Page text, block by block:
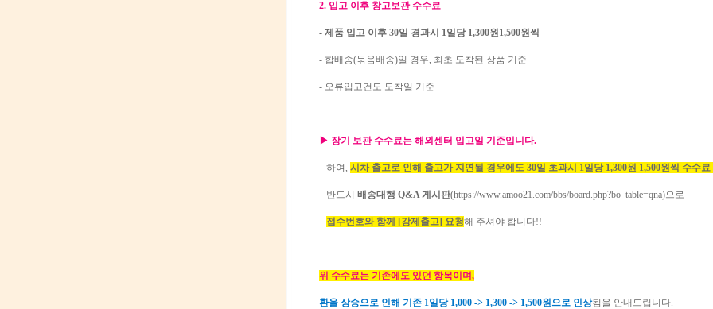
2. 입고 이후 창고보관 수수료
- 제품 입고 이후 30일 경과시 1일당1,300원1,500원씩
- 합배송(묶음배송)일 경우, 최초 도착된 상품 기준
- 오류입고건도 도착일 기준
▶ 장기 보관 수수료는 해외센터 입고일 기준입니다.
하여, 시차 출고로 인해 출고가 지연될 경우에도 30일 초과시 1일당1,300원 1,500원씩 수수
반드시 배송대행 Q&A 게시판(https://www.amoo21.com/bbs/board.php?bo_table=qna)으로
접수번호와 함께 [강제출고] 요청해 주셔야 합니다!!
위 수수료는 기존에도 있던 항목이며,
환율 상승으로 인해 기존 1일당 1,000 -> 1,300-> 1,500원으로 인상됨을 안내드립니다.